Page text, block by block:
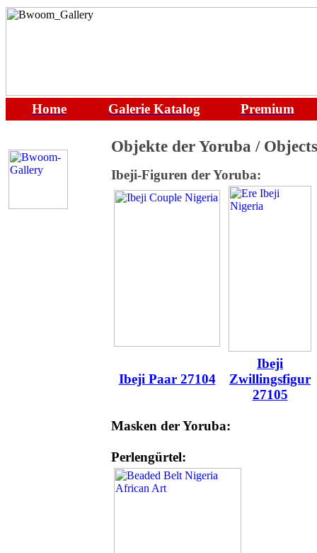
Home Galerie Katalog Premium
Objekte der Yoruba /
Ibeji-Figuren der Yoruba:
Ibeji Paar 27104
Ibeji
Zwillingsfigur
27105
Masken der Yoruba:
Perlengürtel: